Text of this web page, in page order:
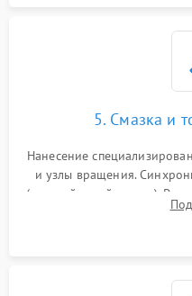
5. Смазка и
Нанесение
и узлы вращения.
(настройка таймингов).
центровка игловодителя и